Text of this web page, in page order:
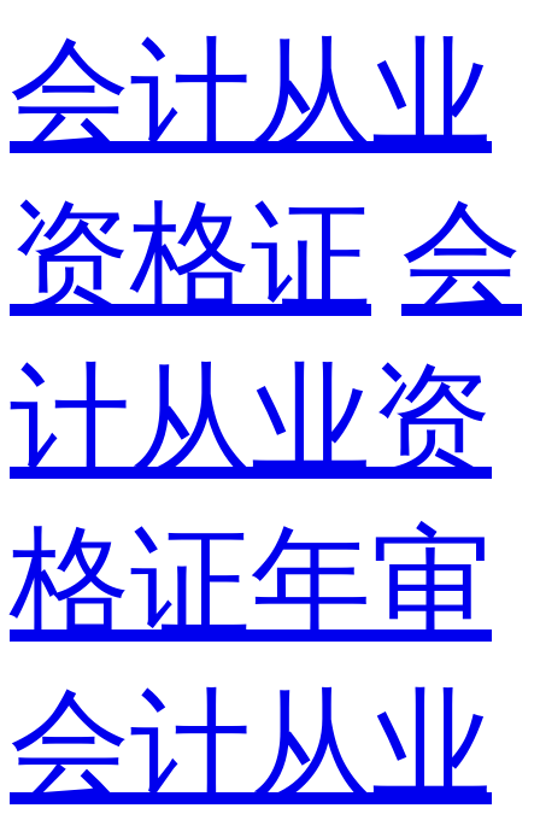
会计从业
资格证 会
计从业资
格证年审
会计从业